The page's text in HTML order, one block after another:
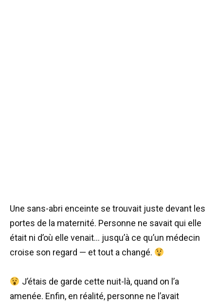
Une sans-abri enceinte se trouvait juste devant les
portes de la maternité. Personne ne savait qui elle
était ni d’où elle venait… jusqu’à ce qu’un médecin
croise son regard — et tout a changé.
J’étais de garde cette nuit-là, quand on l’a
amenée. Enfin, en réalité, personne ne l’avait